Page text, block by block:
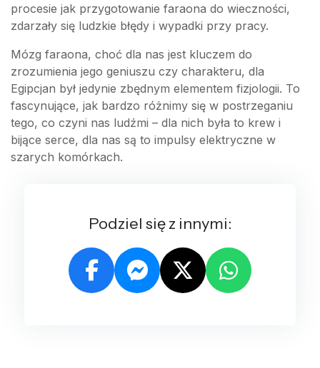
procesie jak przygotowanie faraona do wieczności,
zdarzały się ludzkie błędy i wypadki przy pracy.
Mózg faraona, choć dla nas jest kluczem do
zrozumienia jego geniuszu czy charakteru, dla
Egipcjan był jedynie zbędnym elementem fizjologii. To
fascynujące, jak bardzo różnimy się w postrzeganiu
tego, co czyni nas ludźmi – dla nich była to krew i
bijące serce, dla nas są to impulsy elektryczne w
szarych komórkach.
Podziel się z innymi: